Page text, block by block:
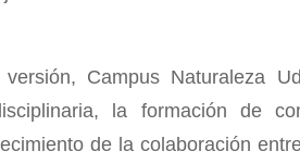
Campus Naturaleza
la formación de
de la colaboración